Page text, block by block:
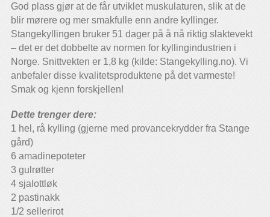
God plass gjør at de får utviklet muskulaturen, slik at de
blir mørere og mer smakfulle enn andre kyllinger.
Stangekyllingen bruker 51 dager på å nå riktig slaktevekt
– det er det dobbelte av normen for kyllingindustrien i
Norge. Snittvekten er 1,8 kg (kilde: Stangekylling.no). Vi
anbefaler disse kvalitetsproduktene på det varmeste!
Smak og kjenn forskjellen!
Dette trenger dere:
1 hel, rå kylling (gjerne med provancekrydder fra Stange
gård)
6 amadinepoteter
3 gulrøtter
4 sjalottløk
2 pastinakk
1/2 sellerirot